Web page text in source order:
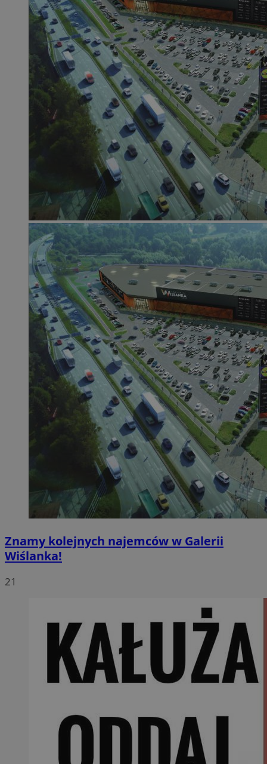
Znamy kolejnych najemców w Galerii
Wiślanka!
21